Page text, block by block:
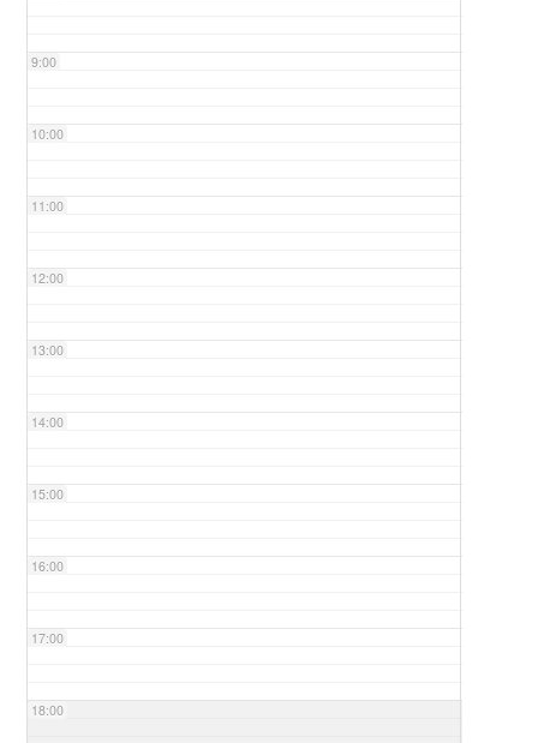
9:00
10:00
11:00
12:00
13:00
14:00
15:00
16:00
17:00
18:00